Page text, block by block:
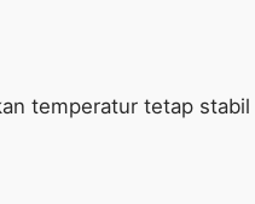
temperatur tetap stabil